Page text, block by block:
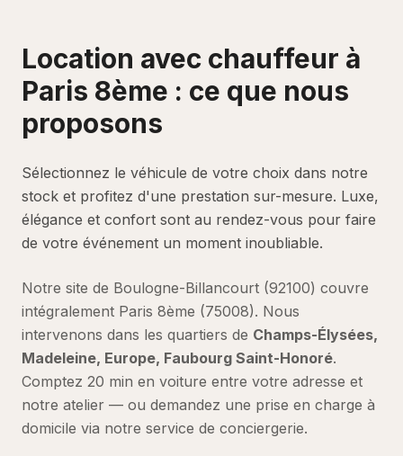
Location avec chauffeur à
Paris 8ème : ce que nous
proposons
Sélectionnez le véhicule de votre choix dans notre
stock et profitez d'une prestation sur-mesure. Luxe,
élégance et confort sont au rendez-vous pour faire
de votre événement un moment inoubliable.
Notre site de Boulogne-Billancourt (92100) couvre
intégralement Paris 8ème (75008). Nous
intervenons dans les quartiers de Champs-Élysées,
Madeleine, Europe, Faubourg Saint-Honoré.
Comptez 20 min en voiture entre votre adresse et
notre atelier — ou demandez une prise en charge à
domicile via notre service de conciergerie.